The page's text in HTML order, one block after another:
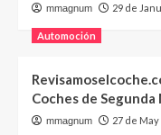
mmagnum 29 de
Automoción
Coches de
mmagnum 27 de